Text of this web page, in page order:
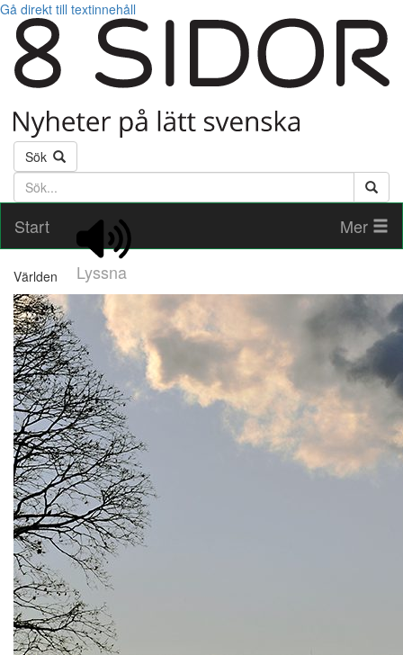
Gå direkt till textinnehåll
Sök
Söktext
Start
Lyssna
Mer
Världen